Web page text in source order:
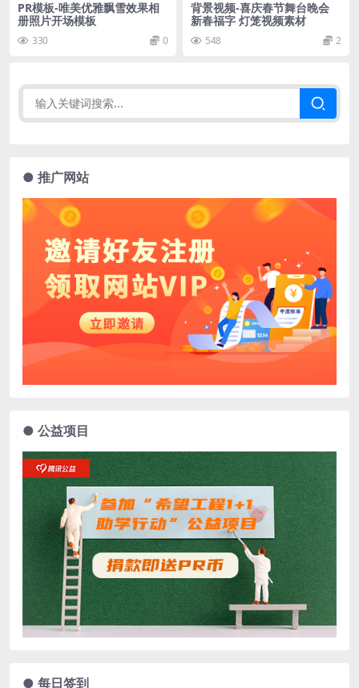
PR模板-唯美优雅飘雪效果相
册照片开场模板
330 0
背景视频-喜庆春节舞台晚会
新春福字 灯笼视频素材
548 2
● 推广网站
● 公益项目
● 每日签到